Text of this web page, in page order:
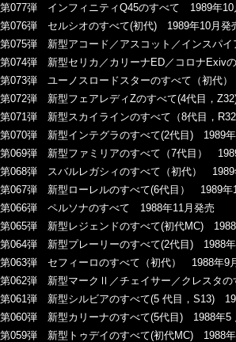
第077弾 インフィニティQ45のすべて 1989年10
第076弾 セルシオのすべて(初代) 1989年10月発
第075弾 新型アコード／アスコット／インスパ
第074弾 新型セリカ／カリーナED／コロナExiv
第073弾 ユーノスロードスターのすべて（初代
第072弾 新型フェアレディZのすべて(4代目，
第071弾 新型スカイラインのすべて（8代目，
第070弾 新型インテグラのすべて(2代目) 1989年
第069弾 新型ファミリアのすべて（7代目）
第068弾 スバルレガシィのすべて（初代） 1989
第067弾 新型ローレルのすべて(6代目） 1989年
第066弾 ペルソナのすべて 1988年11月発売
第065弾 新型レジェンドのすべて(初代MC) 1988
第064弾 新型プレーリーのすべて(2代目) 1988年
第063弾 セフィーロのすべて（初代） 1988年9
第062弾 新型マークⅡ／チェイサー／クレスタ
第061弾 新型シルビアのすべて(5 代目，S13)
第060弾 新型カリーナのすべて(5代目) 1988年5
第059弾 新型トゥデイのすべて(初代MC) 1988年